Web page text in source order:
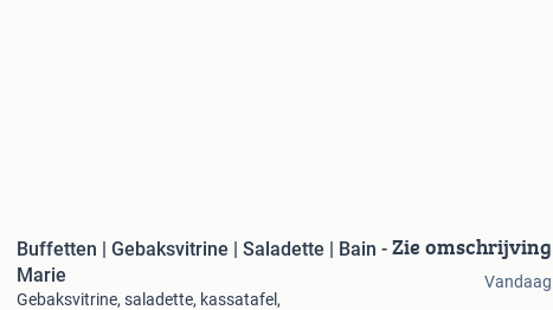
Buffetten | Gebaksvitrine | Saladette | Bain -
Marie
Gebaksvitrine, saladette, kassatafel,
Zie omschrijving
Vandaag